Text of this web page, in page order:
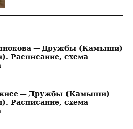
— Дружбы (Камыши)
Расписание, схема
— Дружбы (Камыши)
Расписание, схема